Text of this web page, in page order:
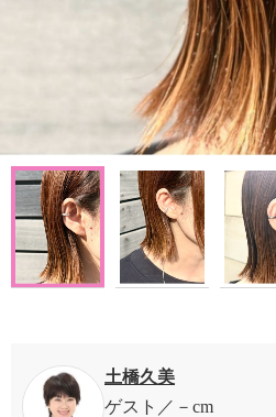
土橋久美
ゲスト
－cm